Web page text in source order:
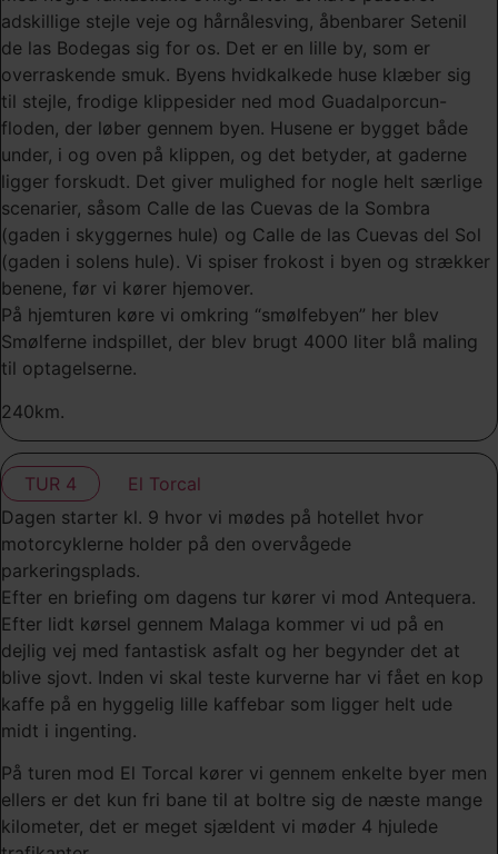
adskillige stejle veje og hårnålesving, åbenbarer Setenil
de las Bodegas sig for os. Det er en lille by, som er
overraskende smuk. Byens hvidkalkede huse klæber sig
til stejle, frodige klippesider ned mod Guadalporcun-
floden, der løber gennem byen. Husene er bygget både
under, i og oven på klippen, og det betyder, at gaderne
ligger forskudt. Det giver mulighed for nogle helt særlige
scenarier, såsom Calle de las Cuevas de la Sombra
(gaden i skyggernes hule) og Calle de las Cuevas del Sol
(gaden i solens hule). Vi spiser frokost i byen og strækker
benene, før vi kører hjemover.
På hjemturen køre vi omkring “smølfebyen” her blev
Smølferne indspillet, der blev brugt 4000 liter blå maling
til optagelserne.
240km.
TUR 4
El Torcal
Dagen starter kl. 9 hvor vi mødes på hotellet hvor
motorcyklerne holder på den overvågede
parkeringsplads.
Efter en briefing om dagens tur kører vi mod Antequera.
Efter lidt kørsel gennem Malaga kommer vi ud på en
dejlig vej med fantastisk asfalt og her begynder det at
blive sjovt. Inden vi skal teste kurverne har vi fået en kop
kaffe på en hyggelig lille kaffebar som ligger helt ude
midt i ingenting.
På turen mod El Torcal kører vi gennem enkelte byer men
ellers er det kun fri bane til at boltre sig de næste mange
kilometer, det er meget sjældent vi møder 4 hjulede